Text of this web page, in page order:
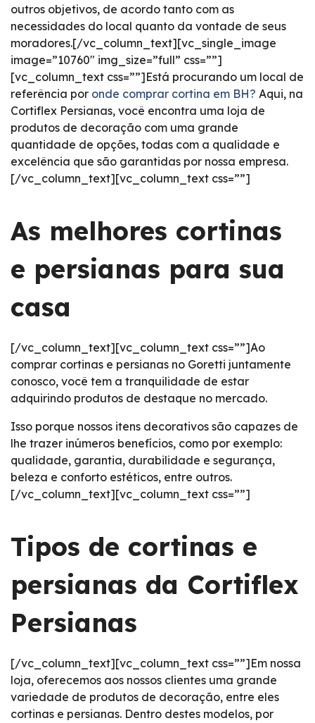
outros objetivos, de acordo tanto com as
necessidades do local quanto da vontade de seus
moradores.[/vc_column_text][vc_single_image
image=”10760″ img_size=”full” css=””]
[vc_column_text css=””]Está procurando um local de
referência por onde comprar cortina em BH? Aqui, na
Cortiflex Persianas, você encontra uma loja de
produtos de decoração com uma grande
quantidade de opções, todas com a qualidade e
excelência que são garantidas por nossa empresa.
[/vc_column_text][vc_column_text css=””]
As melhores cortinas
e persianas para sua
casa
[/vc_column_text][vc_column_text css=””]Ao
comprar cortinas e persianas no Goretti juntamente
conosco, você tem a tranquilidade de estar
adquirindo produtos de destaque no mercado.
Isso porque nossos itens decorativos são capazes de
lhe trazer inúmeros benefícios, como por exemplo:
qualidade, garantia, durabilidade e segurança,
beleza e conforto estéticos, entre outros.
[/vc_column_text][vc_column_text css=””]
Tipos de cortinas e
persianas da Cortiflex
Persianas
[/vc_column_text][vc_column_text css=””]Em nossa
loja, oferecemos aos nossos clientes uma grande
variedade de produtos de decoração, entre eles
cortinas e persianas. Dentro destes modelos, por